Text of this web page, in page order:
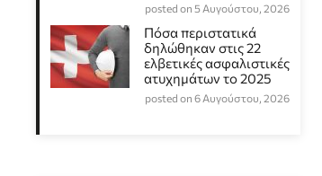
posted on 5 Αυγούστου, 2026
Πόσα περιστατικά
δηλώθηκαν στις 22
ελβετικές ασφαλιστικές
ατυχημάτων το 2025
posted on 6 Αυγούστου, 2026